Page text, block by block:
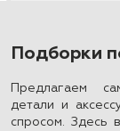
Подборки
Предлагаем
детали и
спросом. Здесь